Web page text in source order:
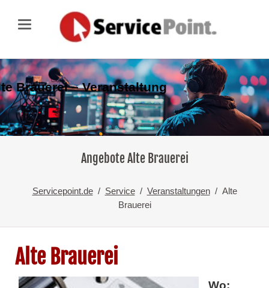
Brauerei – Veranstaltung
Angebote Alte Brauerei
Servicepoint.de Service Veranstaltungen
Alte
Brauerei
Alte Brauerei
Wo: